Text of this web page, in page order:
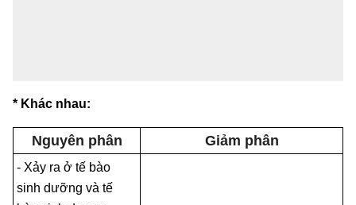
* Khác nhau:
Nguyên phân Giảm phân
- Xảy ra ở tế bào
sinh dưỡng và tế